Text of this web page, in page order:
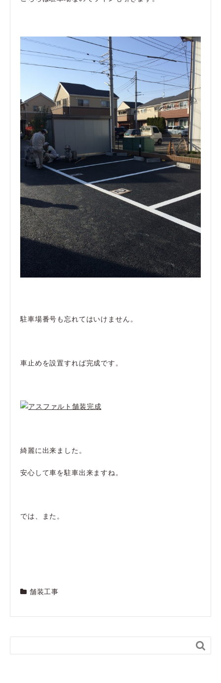
駐車場番号も忘れてはいけません。
車止めを設置すれば完成です。
綺麗に出来ました。
安心して車を駐車出来ますね。
では、また。
舗装工事
